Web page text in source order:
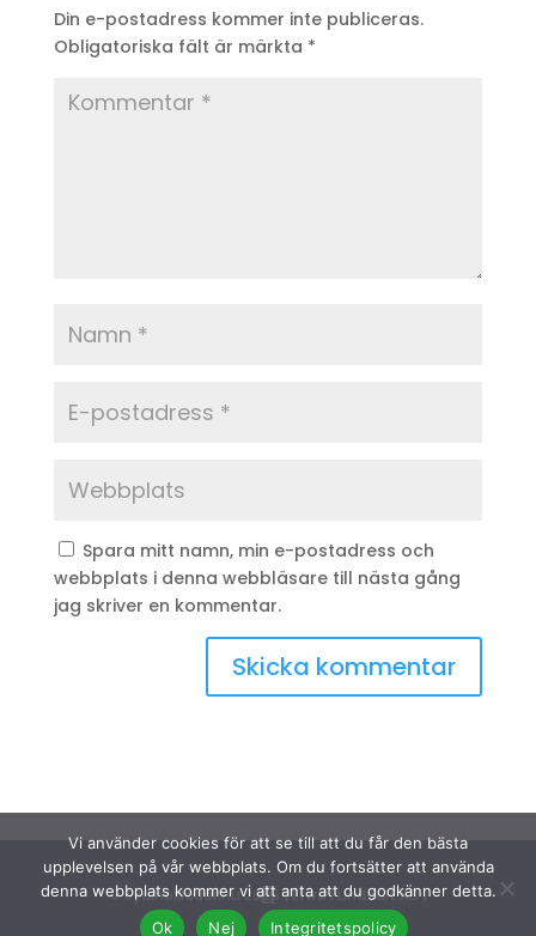
Din e-postadress kommer inte publiceras.
Obligatoriska fält är märkta *
Spara mitt namn, min e-postadress och
webbplats i denna webbläsare till nästa gång
jag skriver en kommentar.
© Sydinakläder.nu 2026 | Efwa i Lindhult AB |
Vi använder cookies för att se till att du får den bästa
upplevelsen på vår webbplats. Om du fortsätter att använda
denna webbplats kommer vi att anta att du godkänner detta.
Ok
Nej Integritetspolicy